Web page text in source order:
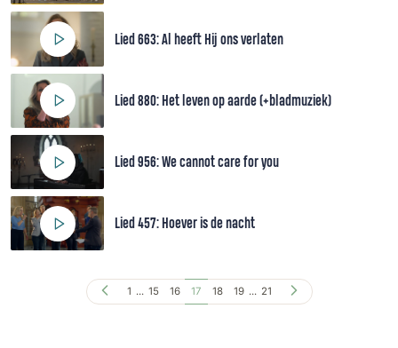
Lied 663: Al heeft Hij ons verlaten
Lied 880: Het leven op aarde (+bladmuziek)
Lied 956: We cannot care for you
Lied 457: Hoever is de nacht
1 ... 15 16 17 18 19 ... 21